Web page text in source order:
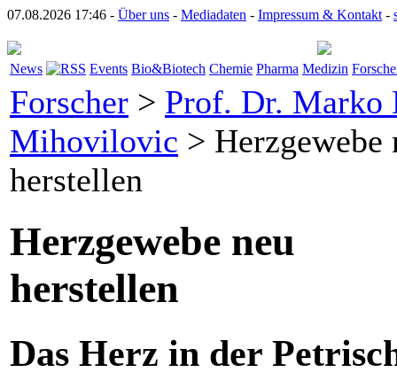
07.08.2026 17:46 - Über uns - Mediadaten - Impressum & Kontakt -
News Events Bio&Biotech Chemie Pharma Medizin
Forscher > Prof. Dr. Marko
Mihovilovic > Herzgewebe
herstellen
Herzgewebe neu
herstellen
Das Herz in der